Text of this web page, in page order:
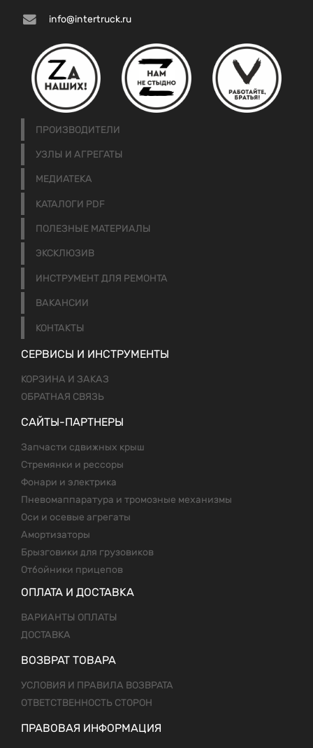
info@intertruck.ru
ПРОИЗВОДИТЕЛИ
УЗЛЫ И АГРЕГАТЫ
МЕДИАТЕКА
КАТАЛОГИ PDF
ПОЛЕЗНЫЕ МАТЕРИАЛЫ
ЭКСКЛЮЗИВ
ИНСТРУМЕНТ ДЛЯ РЕМОНТА
ВАКАНСИИ
КОНТАКТЫ
СЕРВИСЫ И ИНСТРУМЕНТЫ
КОРЗИНА И ЗАКАЗ
ОБРАТНАЯ СВЯЗЬ
САЙТЫ-ПАРТНЕРЫ
Запчасти сдвижных крыш
Стремянки и рессоры
Фонари и электрика
Пневомаппаратура и тромозные механизмы
Оси и осевые агрегаты
Амортизаторы
Брызговики для грузовиков
Отбойники прицепов
ОПЛАТА И ДОСТАВКА
ВАРИАНТЫ ОПЛАТЫ
ДОСТАВКА
ВОЗВРАТ ТОВАРА
УСЛОВИЯ И ПРАВИЛА ВОЗВРАТА
ОТВЕТСТВЕННОСТЬ СТОРОН
ПРАВОВАЯ ИНФОРМАЦИЯ